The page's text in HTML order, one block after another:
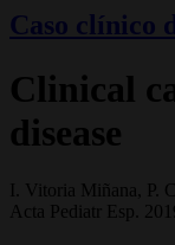
Caso clínico
Clinical
disease
I. Vitoria Miñana, P.
Acta Pediatr Esp.